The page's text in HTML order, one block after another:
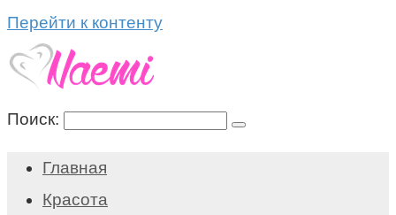
Перейти к контенту
Поиск:
Главная
Красота